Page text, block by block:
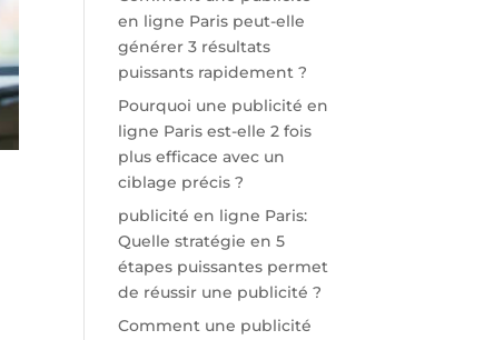
en ligne Paris peut-elle
générer 3 résultats
puissants rapidement ?
Pourquoi une publicité en
ligne Paris est-elle 2 fois
plus efficace avec un
ciblage précis ?
publicité en ligne Paris:
Quelle stratégie en 5
étapes puissantes permet
de réussir une publicité ?
Comment une publicité